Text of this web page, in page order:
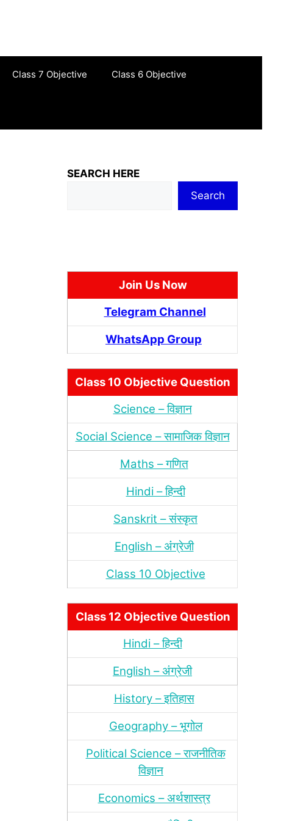
Class 7 Objective Class 6 Objective
SEARCH HERE
Search
Join Us Now
Telegram Channel
WhatsApp Group
Class 10 Objective Question
Science – विज्ञान
Social Science – सामाजिक विज्ञान
Maths – गणित
Hindi – हिन्‍दी
Sanskrit – संस्‍कृत
English – अंंग्रेजी
Class 10 Objective
Class 12 Objective Question
Hindi – हिन्‍दी
English – अंग्रेजी
History – इतिहास
Geography – भूगोल
Political Science – राजनीतिक
विज्ञान
Economics – अर्थशास्‍त्र